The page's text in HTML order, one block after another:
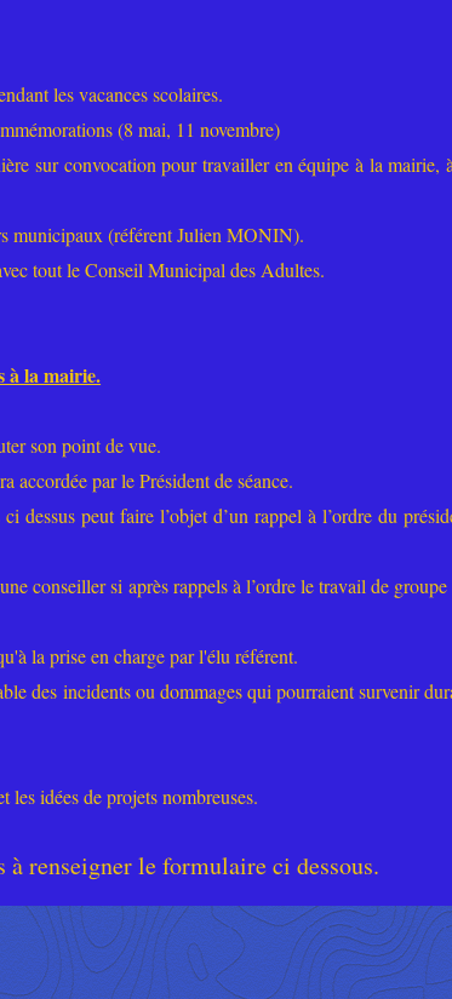
les vacances scolaires.
(8 mai, 11 novembre)
sur convocation pour travailler en équipe à la mairie,
municipaux (référent Julien MONIN).
tout le Conseil Municipal des Adultes.
à la mairie.
son point de vue.
accordée par le Président de séance.
dessus peut faire l’objet d’un rappel à l’ordre du
conseiller si après rappels à l’ordre le travail de groupe
la prise en charge par l'élu référent.
des incidents ou dommages qui pourraient survenir
les idées de projets nombreuses.
à renseigner le formulaire ci dessous.